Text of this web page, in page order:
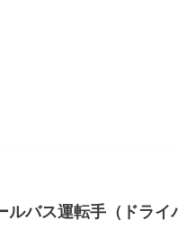
ルバス運転手（ドライ